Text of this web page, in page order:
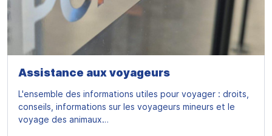
Assistance aux voyageurs
L'ensemble des informations utiles pour voyager : droits,
conseils, informations sur les voyageurs mineurs et le
voyage des animaux…